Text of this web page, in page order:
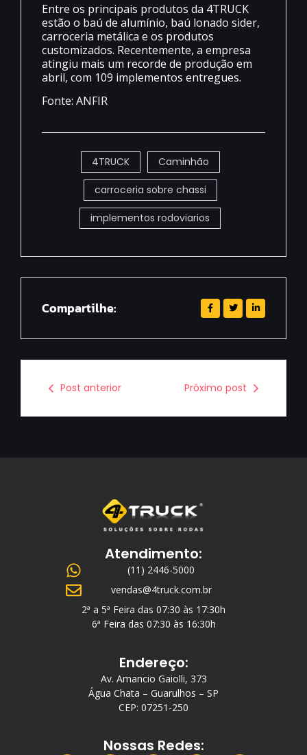
Entre os principais produtos da 4TRUCK
estão o baú de alumínio, baú lonado sider,
carroceria metálica e os produtos
customizados. Recentemente, a empresa
atingiu mais um recorde de produção em
abril, com 109 implementos entregues.
Fonte: ANFIR
4TRUCK Caminhão
carroceria sobre chassi
implementos rodoviarios
Compartilhe:
Post anterior Próximo post
Atendimento:
(11) 2446-5000
vendas@4truck.com.br
2ª a 5ª Feira das 07:30 às 17:30h
6ª Feira das 07:30 às 16:30h
Endereço:
Av. Amancio Gaiolli, 373
Água Chata – Guarulhos – SP
CEP: 07251-250
Nossas Redes: